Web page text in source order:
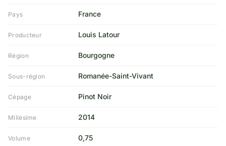
Pays France
Producteur Louis Latour
Région Bourgogne
Sous-région Romanée-Saint-Vivant
Cépage Pinot Noir
Millésime 2014
Volume 0,75